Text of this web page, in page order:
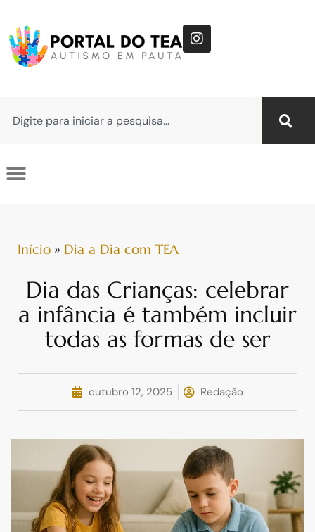
Início » Dia a Dia com TEA
Dia das Crianças: celebrar
a infância é também incluir
todas as formas de ser
outubro 12, 2025 Redação